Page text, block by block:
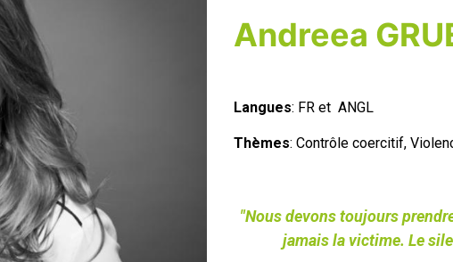
Andreea
Langues: FR et ANGL
Thèmes: Contrôle coercitif,
"Nous devons toujours
jamais la victime. Le